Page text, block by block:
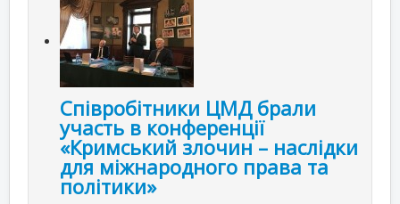
Співробітники ЦМД брали
участь в конференції
«Кримський злочин – наслідки
для міжнародного права та
політики»